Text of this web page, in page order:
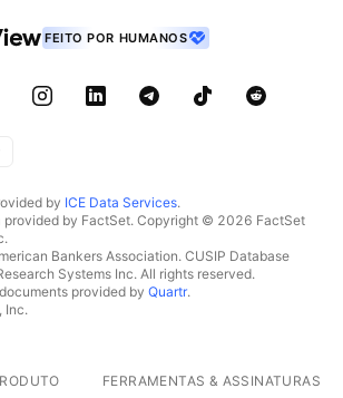
FEITO POR HUMANOS
by ICE Data Services.
provided by FactSet. Copyright © 2026 FactSet
Bankers Association. CUSIP Database
Systems Inc. All rights reserved.
provided by Quartr.
Inc.
FERRAMENTAS & ASSINATURAS